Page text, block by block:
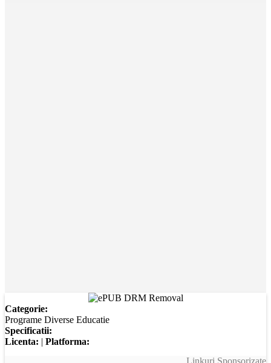
Categorie:
Programe Diverse Educatie
Specificatii:
Licenta: | Platforma:
Linkuri Sponsorizate